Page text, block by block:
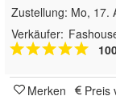
Zustellung: Mo, 17.
Verkäufer:
Merken Preis